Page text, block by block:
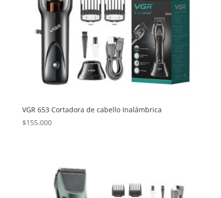
VGR 653 Cortadora de cabello Inalámbrica
$155.000